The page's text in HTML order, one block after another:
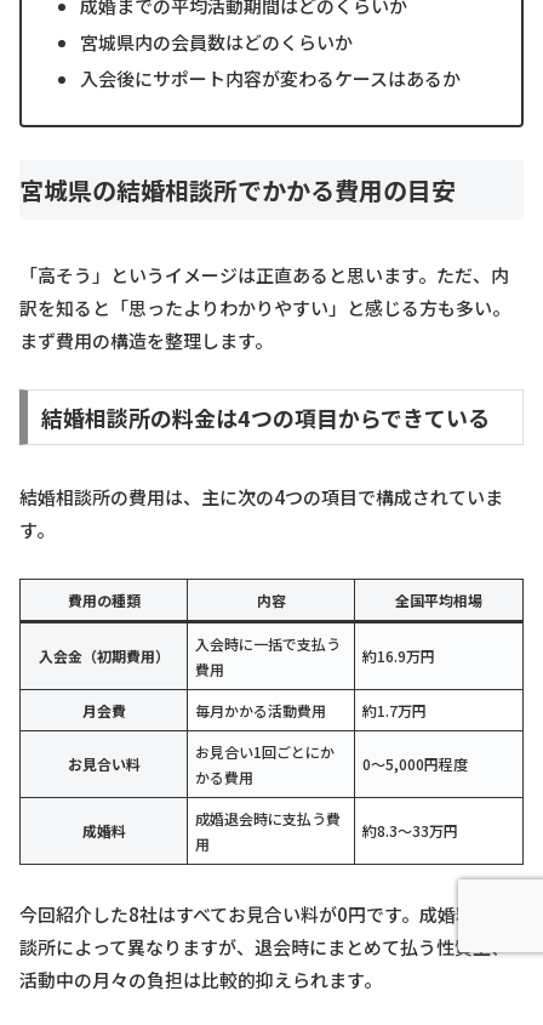
宮城県内の会員数はどのくらいか
入会後にサポート内容が変わるケースはあるか
宮城県の結婚相談所でかかる費用の目安
「高そう」というイメージは正直あると思います。ただ、内
訳を知ると「思ったよりわかりやすい」と感じる方も多い。
まず費用の構造を整理します。
結婚相談所の料金は4つの項目からできている
結婚相談所の費用は、主に次の4つの項目で構成されていま
す。
費用の種類 内容 全国平均相場
入会金（初期費用）
入会時に一括で支払う
費用
約16.9万円
月会費 毎月かかる活動費用 約1.7万円
お見合い料
お見合い1回ごとにか
かる費用
0〜5,000円程度
成婚料
成婚退会時に支払う費
用
約8.3〜33万円
今回紹介した8社はすべてお見合い料が0円です。成婚料は相
談所によって異なりますが、退会時にまとめて払う性質上、
活動中の月々の負担は比較的抑えられます。